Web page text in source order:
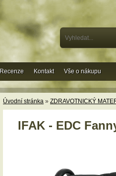
Úvodní stránka » ZDRAVOTNICKÝ
IFAK - EDC
Recenze Kontakt Vše o nákupu